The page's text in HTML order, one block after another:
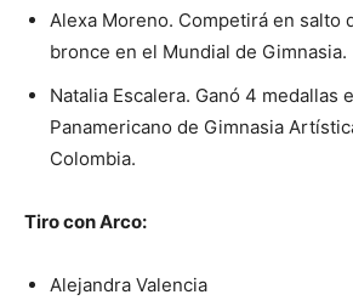
Alexa Moreno. Competirá en salto
bronce en el Mundial de Gimnasia.
Natalia Escalera. Ganó 4 medallas
Panamericano de Gimnasia
Colombia.
Tiro con Arco:
Alejandra Valencia